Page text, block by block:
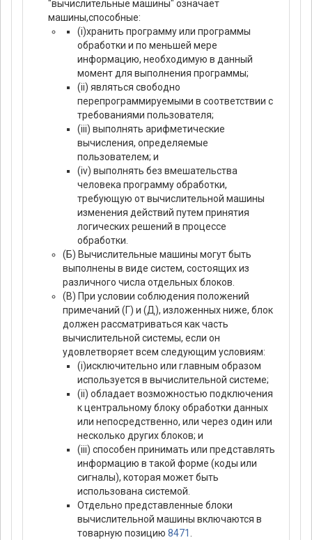
"вычислительные машины" означает
машины,способные:
(i)хранить программу или программы
обработки и по меньшей мере
информацию, необходимую в данный
момент для выполнения программы;
(ii) являться свободно
перепрограммируемыми в соответствии с
требованиями пользователя;
(iii) выполнять арифметические
вычисления, определяемые
пользователем; и
(iv) выполнять без вмешательства
человека программу обработки,
требующую от вычислительной машины
изменения действий путем принятия
логических решений в процессе
обработки.
(Б) Вычислительные машины могут быть
выполнены в виде систем, состоящих из
различного числа отдельных блоков.
(В) При условии соблюдения положений
примечаний (Г) и (Д), изложенных ниже, блок
должен рассматриваться как часть
вычислительной системы, если он
удовлетворяет всем следующим условиям:
(i)исключительно или главным образом
используется в вычислительной системе;
(ii) обладает возможностью подключения
к центральному блоку обработки данных
или непосредственно, или через один или
несколько других блоков; и
(iii) способен принимать или представлять
информацию в такой форме (коды или
сигналы), которая может быть
использована системой.
Отдельно представленные блоки
вычислительной машины включаются в
товарную позицию 8471